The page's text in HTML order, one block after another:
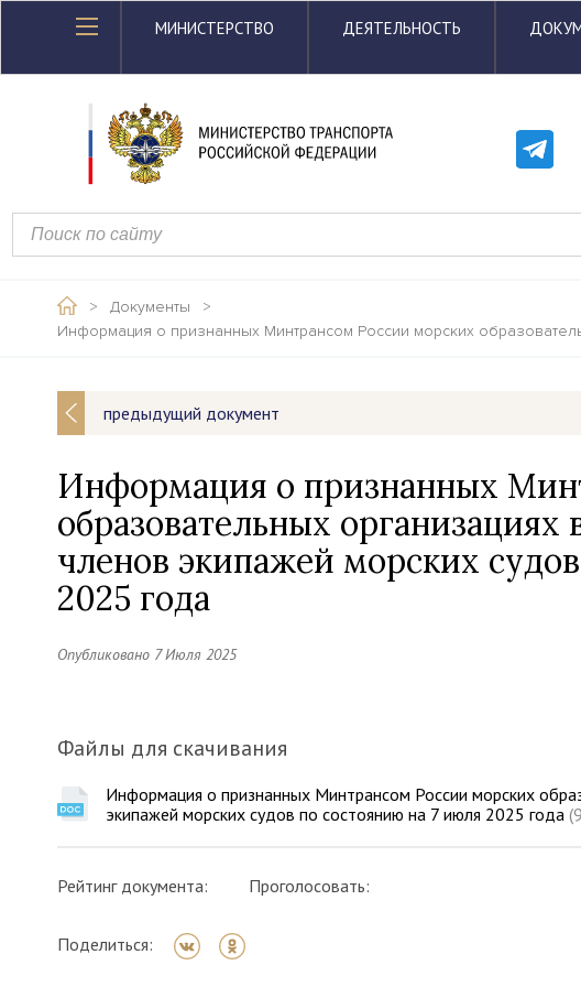
МИНИСТЕРСТВО ДЕЯТЕЛЬНОСТЬ
> Документы
>
Информация о признанных Минтрансом России морских
предыдущий документ
Информация о признанных
образовательных организациях
членов экипажей морских
2025 года
Опубликовано 7 Июля 2025
Файлы для скачивания
Информация о признанных Минтрансом России морских
экипажей морских судов по состоянию на 7 июля 2025 года
Рейтинг документа: Проголосовать:
Поделиться: